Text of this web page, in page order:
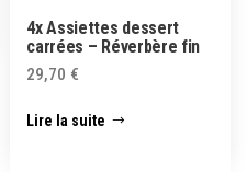
4x Assiettes dessert
carrées – Réverbère fin
29,70 €
Lire la suite